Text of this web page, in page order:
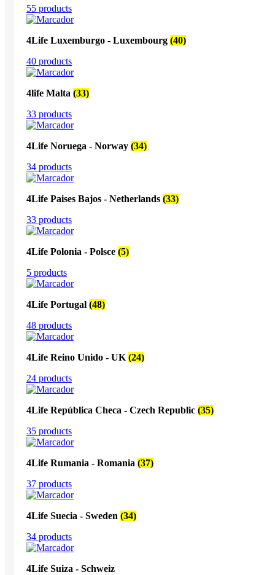
55 products
4Life Luxemburgo - Luxembourg (40)
40 products
4life Malta (33)
33 products
4Life Noruega - Norway (34)
34 products
4Life Paises Bajos - Netherlands (33)
33 products
4Life Polonia - Polsce (5)
5 products
4Life Portugal (48)
48 products
4Life Reino Unido - UK (24)
24 products
4Life República Checa - Czech Republic (35)
35 products
4Life Rumania - Romania (37)
37 products
4Life Suecia - Sweden (34)
34 products
4Life Suiza - Schweiz